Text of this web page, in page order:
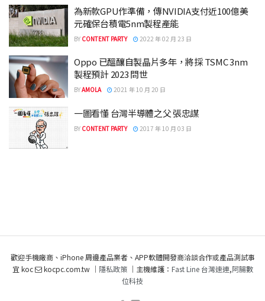
為新款GPU作準備，傳NVIDIA支付近100億美
元確保台積電5nm製程產能
BY CONTENT PARTY 2022 年 02 月 23 日
Oppo 已醞釀自製晶片多年，將採 TSMC 3nm
製程預計 2023 問世
BYAMOLA 2021 年 10 月 20 日
一圖看懂 台灣半導體之父 張忠謀
BY CONTENT PARTY 2017 年 10 月 03 日
歡迎手機廠商、iPhone 周邊產品業者、APP軟體開發商洽談合作或產品測試事
宜 koc
kocpc.com.tw ｜ 隱私政策｜主機維護： Fast Line 台灣速連,阿腸數
位科技